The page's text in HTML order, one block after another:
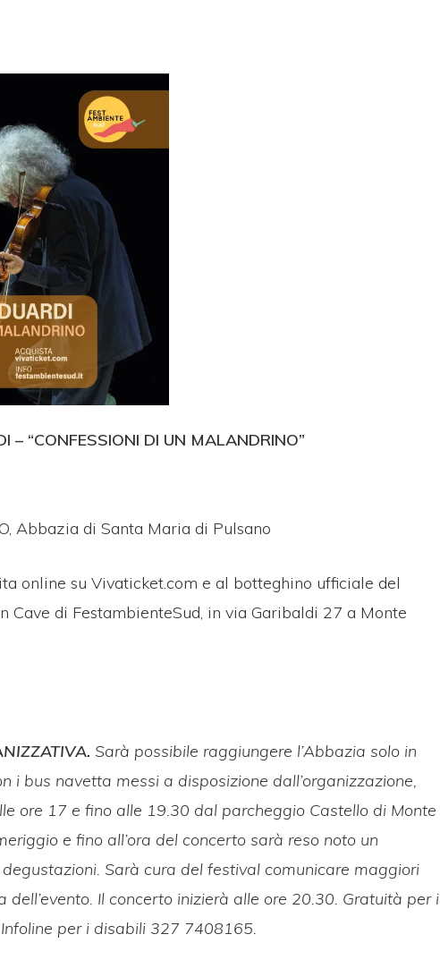
– “CONFESSIONI DI UN MALANDRINO”
Abbazia di Santa Maria di Pulsano
online su Vivaticket.com e al botteghino ufficiale del
Cave di FestambienteSud, in via Garibaldi 27 a Monte
Sarà possibile raggiungere l’Abbazia solo in
i bus navetta messi a disposizione dall’organizzazione,
ore 17 e fino alle 19.30 dal parcheggio Castello di Monte
e fino all’ora del concerto sarà reso noto un
Sarà cura del festival comunicare maggiori
dell’evento. Il concerto inizierà alle ore 20.30. Gratuità per i
per i disabili 327 7408165.